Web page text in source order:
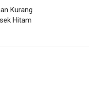
Kurang
Hitam